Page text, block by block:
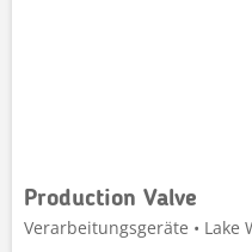
Production Valve
Verarbeitungsgeräte • Lake